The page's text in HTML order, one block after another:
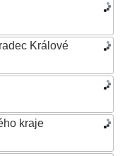
Králové
kraje